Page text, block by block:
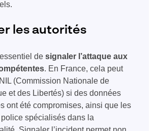
les autorités
de signaler l’attaque aux
. En France, cela peut
(Commission Nationale de
et des Libertés) si des données
ont été compromises, ainsi que les
spécialisés dans la